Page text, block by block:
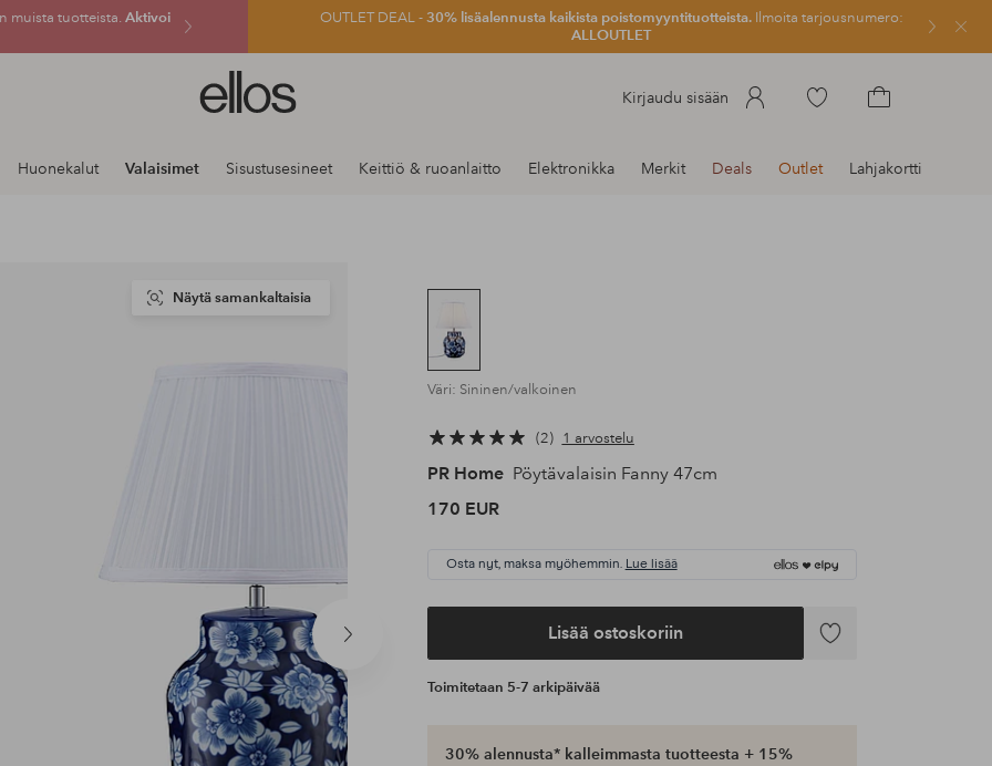
muista tuotteista. Aktivoi
OUTLET DEAL -30% lisäalennusta kaikista poistomyyntituotteista.Ilmoita tarjousnumero:
ALLOUTLET
Sulje
Ellos-
logo
siirry
Kirjaudu sisään
Siirry
Huonekalut Valaisimet Sisustusesineet Keittiö & ruoanlaitto Elektronikka Merkit Deals Outlet Lahjakortti
Seuraava
Näytä samankaltaisia
Väri: Sininen/valkoinen
2 1 arvostelu
PR Home Pöytävalaisin Fanny 47cm
170 EUR
Osta nyt, maksa myöhemmin. Lue lisää
Lisää ostoskoriin
Lisää
Toimitetaan 5-7 arkipäivää
30% alennusta* kalleimmasta tuotteesta + 15%